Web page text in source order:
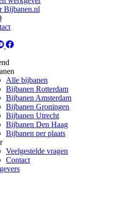
Bijbanen.nl
Alle bijbanen
Bijbanen Rotterdam
Bijbanen Amsterdam
Bijbanen Groningen
Bijbanen Utrecht
Bijbanen Den Haag
Bijbanen per plaats
Veelgestelde vragen
Contact